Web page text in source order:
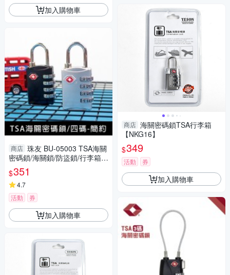
加入購物車
商店 珠友 BU-05003 TSA海關
密碼鎖/海關鎖/防盜鎖/行李箱掛
鎖/四碼-簡約
$351
4.7
活動
券
加入購物車
商店 海關密碼鎖TSA行李箱
【NKG16】
$349
活動 券
加入購物車